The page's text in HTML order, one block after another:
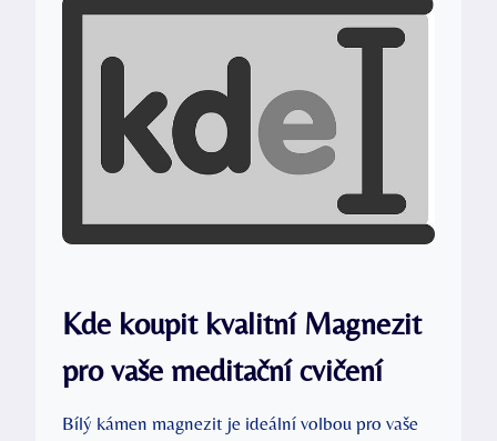
Kde koupit kvalitní Magnezit
pro vaše meditační cvičení
Bílý kámen magnezit je ideální volbou pro vaše